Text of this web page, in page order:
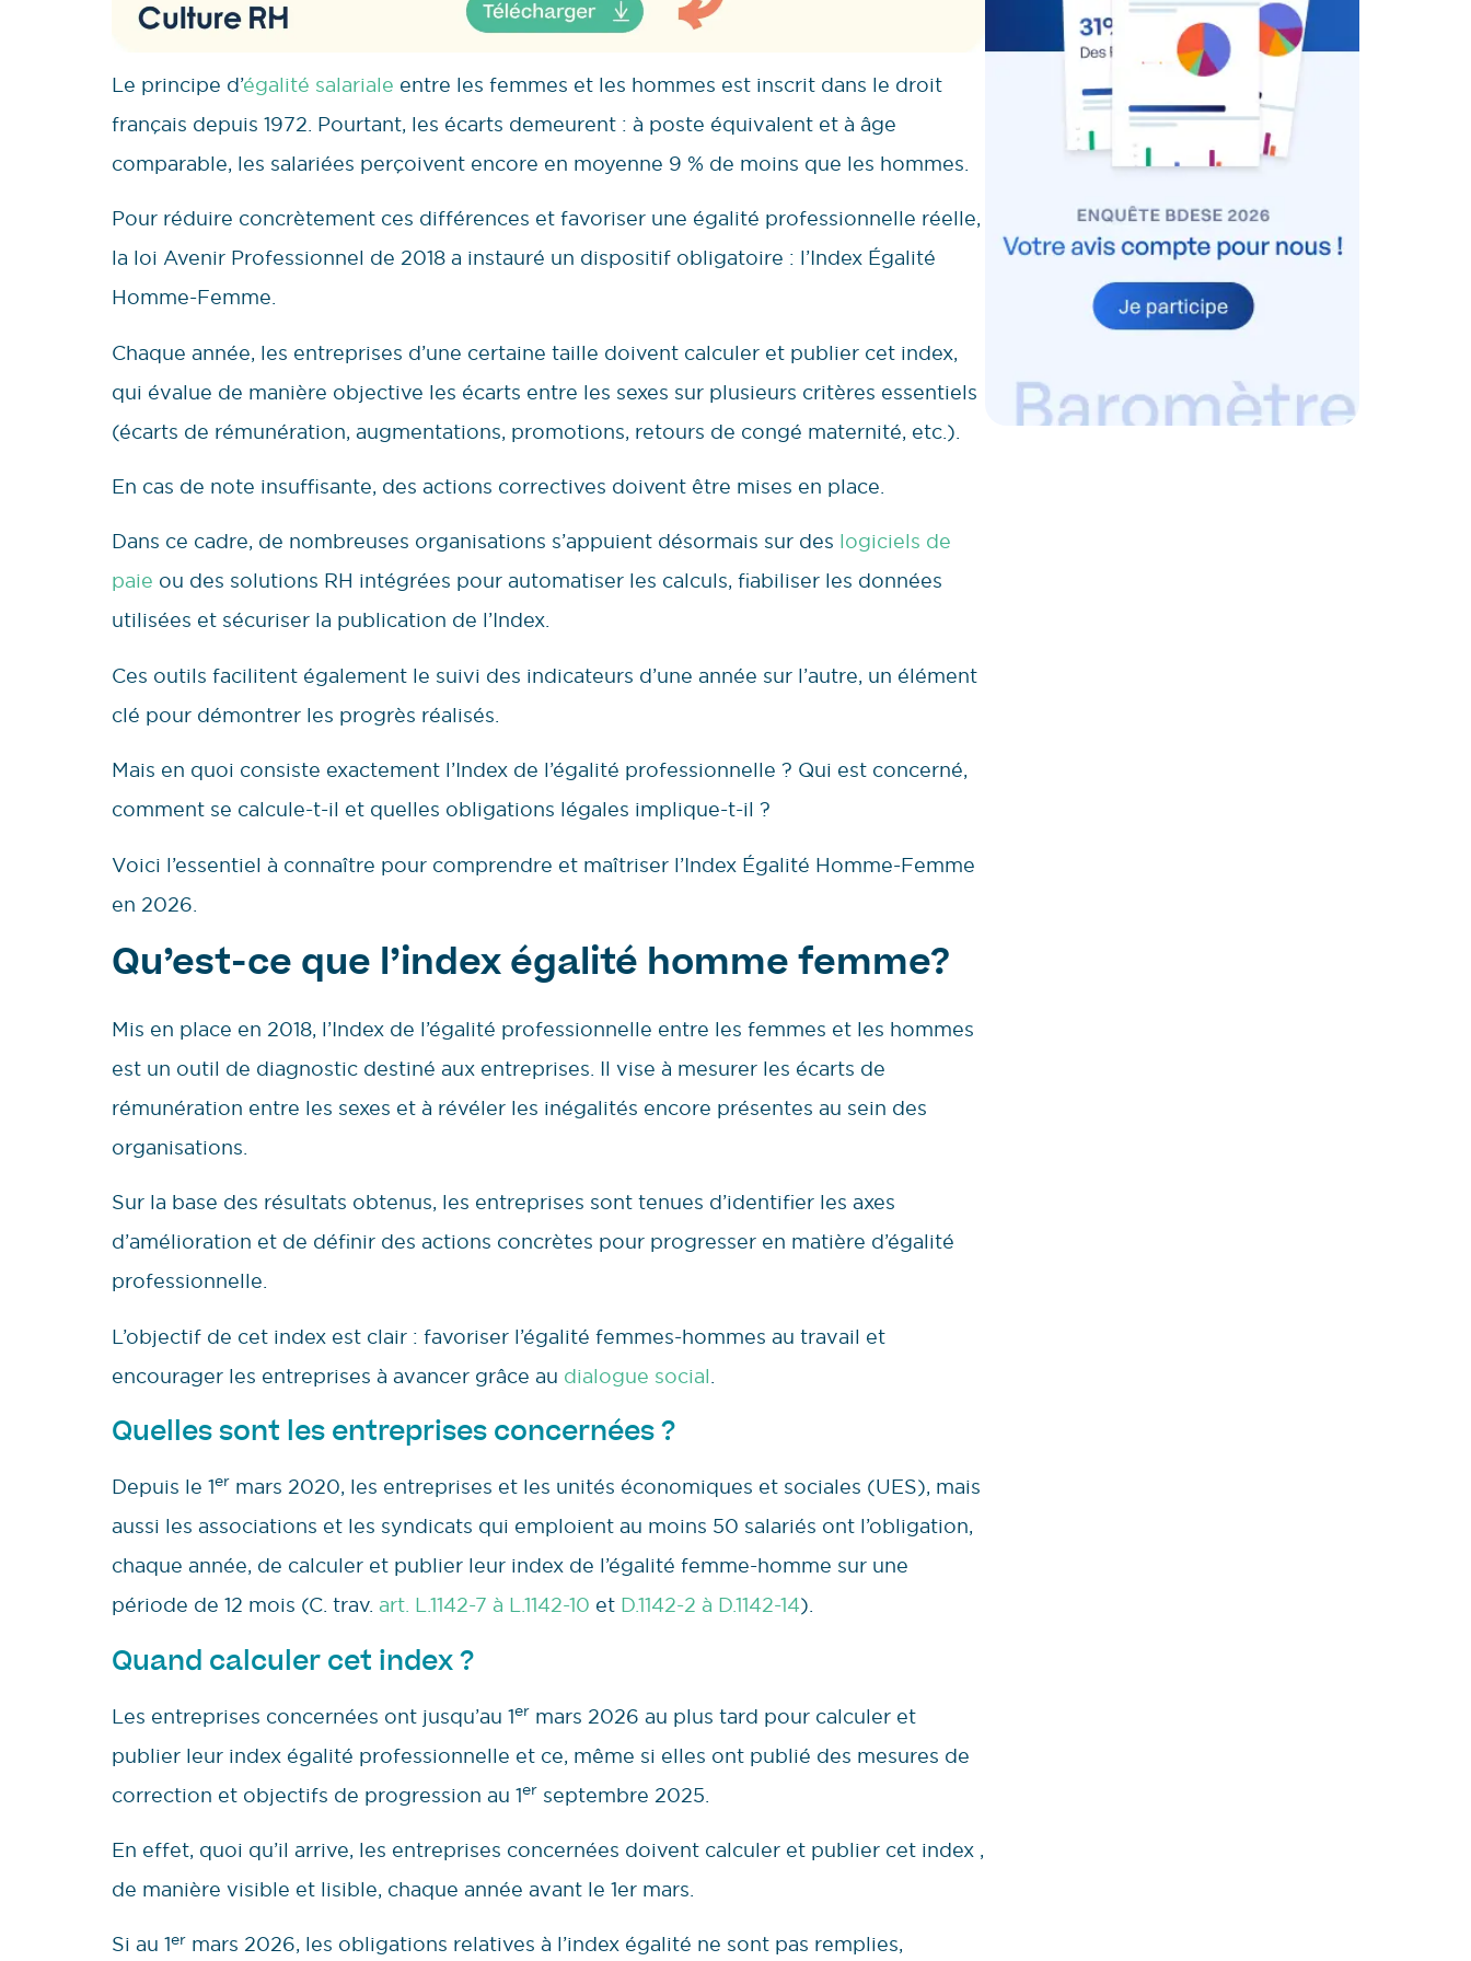
Le principe d’égalité salariale entre les femmes et les hommes est inscrit dans le droit
français depuis 1972. Pourtant, les écarts demeurent : à poste équivalent et à âge
comparable, les salariées perçoivent encore en moyenne 9 % de moins que les hommes.
Pour réduire concrètement ces différences et favoriser une égalité professionnelle réelle,
la loi Avenir Professionnel de 2018 a instauré un dispositif obligatoire : l’Index Égalité
Homme-Femme.
Chaque année, les entreprises d’une certaine taille doivent calculer et publier cet index,
qui évalue de manière objective les écarts entre les sexes sur plusieurs critères essentiels
(écarts de rémunération, augmentations, promotions, retours de congé maternité, etc.).
En cas de note insuffisante, des actions correctives doivent être mises en place.
Dans ce cadre, de nombreuses organisations s’appuient désormais sur des logiciels de
paie ou des solutions RH intégrées pour automatiser les calculs, fiabiliser les données
utilisées et sécuriser la publication de l’Index.
Ces outils facilitent également le suivi des indicateurs d’une année sur l’autre, un élément
clé pour démontrer les progrès réalisés.
Mais en quoi consiste exactement l’Index de l’égalité professionnelle ? Qui est concerné,
comment se calcule-t-il et quelles obligations légales implique-t-il ?
Voici l’essentiel à connaître pour comprendre et maîtriser l’Index Égalité Homme-Femme
en 2026.
Qu’est-ce que l’index égalité homme femme?
Mis en place en 2018, l’Index de l’égalité professionnelle entre les femmes et les hommes
est un outil de diagnostic destiné aux entreprises. Il vise à mesurer les écarts de
rémunération entre les sexes et à révéler les inégalités encore présentes au sein des
organisations.
Sur la base des résultats obtenus, les entreprises sont tenues d’identifier les axes
d’amélioration et de définir des actions concrètes pour progresser en matière d’égalité
professionnelle.
L’objectif de cet index est clair : favoriser l’égalité femmes-hommes au travail et
encourager les entreprises à avancer grâce au dialogue social.
Quelles sont les entreprises concernées ?
Depuis le 1er mars 2020, les entreprises et les unités économiques et sociales (UES), mais
aussi les associations et les syndicats qui emploient au moins 50 salariés ont l’obligation,
chaque année, de calculer et publier leur index de l’égalité femme-homme sur une
période de 12 mois (C. trav. art. L.1142-7 à L.1142-10 et D.1142-2 à D.1142-14).
Quand calculer cet index ?
Les entreprises concernées ont jusqu’au 1er mars 2026 au plus tard pour calculer et
publier leur index égalité professionnelle et ce, même si elles ont publié des mesures de
correction et objectifs de progression au 1er septembre 2025.
En effet, quoi qu’il arrive, les entreprises concernées doivent calculer et publier cet index ,
de manière visible et lisible, chaque année avant le 1er mars.
Si au 1er mars 2026, les obligations relatives à l’index égalité ne sont pas remplies,